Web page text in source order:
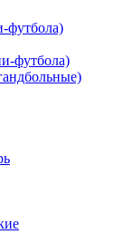
футбола)
футбола)